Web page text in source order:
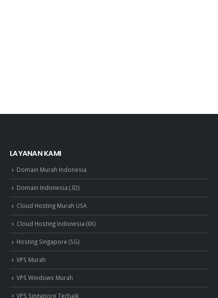
LAYANAN KAMI
Domain Murah Indonesia
Domain Indonesia (.ID)
Cloud Hosting Murah USA
Cloud Hosting Indonesia (IIX)
Hosting Singapore (SG)
VPS Murah
VPS Windows Murah
VPS Singapore Terbaik